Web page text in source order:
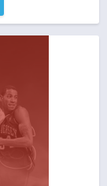
(ITA)
to Himitsu